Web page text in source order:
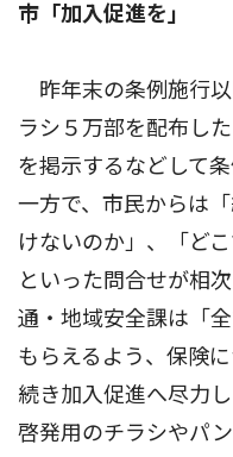
市「加入促進を」
昨年末の条例施行
ラシ５万部を配布し
を掲示するなどして
一方で、市民からは
けないのか」、「ど
といった問合せが相
通・地域安全課は「
もらえるよう、保険
続き加入促進へ尽力
啓発用のチラシやパ